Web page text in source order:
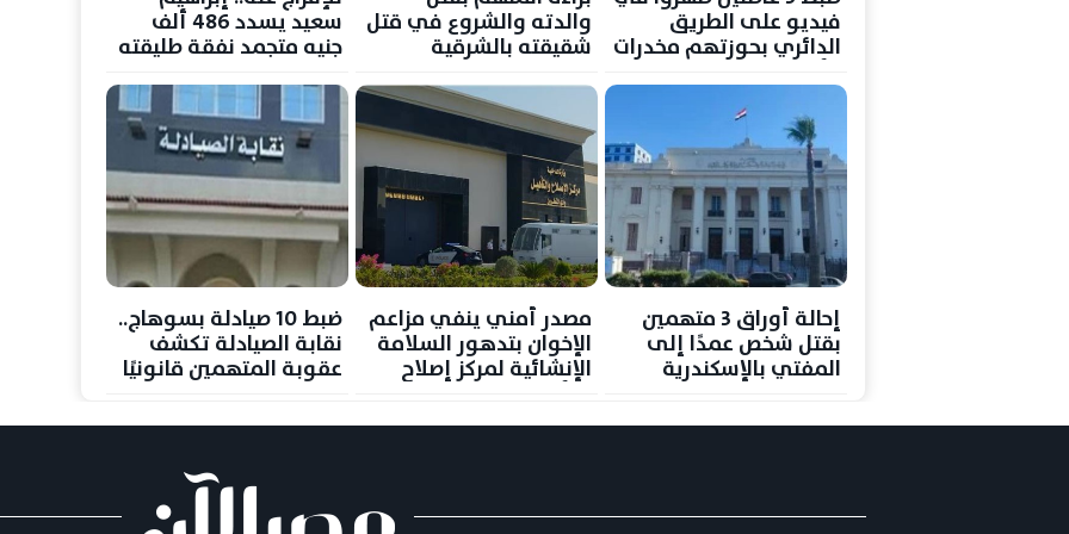
فيديو على الطريق
الدائري بحوزتهم مخدرات
والدته والشروع في قتل
شقيقته بالشرقية
الصحة النفسية
سعيد يسدد 486 ألف
جنيه متجمد نفقة طليقته
إحالة أوراق 3 متهمين
بقتل شخص عمدًا إلى
المفتي بالإسكندرية
مصدر أمني ينفي مزاعم
الإخوان بتدهور السلامة
الإنشائية لمركز إصلاح
ضبط 10 صيادلة بسوهاج..
نقابة الصيادلة تكشف
عقوبة المتهمين قانونيًا